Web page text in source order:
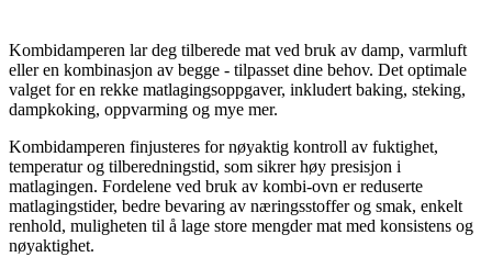
Kombidamperen lar deg tilberede mat ved bruk av damp, varmluft
eller en kombinasjon av begge - tilpasset dine behov. Det optimale
valget for en rekke matlagingsoppgaver, inkludert baking, steking,
dampkoking, oppvarming og mye mer.
Kombidamperen finjusteres for nøyaktig kontroll av fuktighet,
temperatur og tilberedningstid, som sikrer høy presisjon i
matlagingen. Fordelene ved bruk av kombi-ovn er reduserte
matlagingstider, bedre bevaring av næringsstoffer og smak, enkelt
renhold, muligheten til å lage store mengder mat med konsistens og
nøyaktighet.